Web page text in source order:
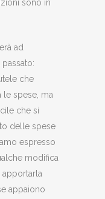
sono in
ad
che
le spese, ma
che si
delle spese
espresso
modifica
apportarla
appaiono